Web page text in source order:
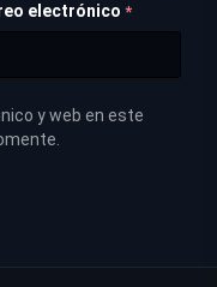
electrónico *
y web en este